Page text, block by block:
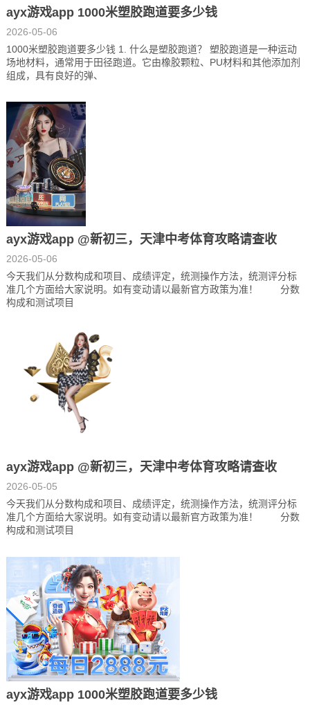
ayx游戏app 1000米塑胶跑道要多少钱
2026-05-06
1000米塑胶跑道要多少钱 1. 什么是塑胶跑道？ 塑胶跑道是一种运动
场地材料，通常用于田径跑道。它由橡胶颗粒、PU材料和其他添加剂
组成，具有良好的弹、
ayx游戏app @新初三，天津中考体育攻略请查收
2026-05-06
今天我们从分数构成和项目、成绩评定，统测操作方法，统测评分标
准几个方面给大家说明。如有变动请以最新官方政策为准！ 分数
构成和测试项目
ayx游戏app @新初三，天津中考体育攻略请查收
2026-05-05
今天我们从分数构成和项目、成绩评定，统测操作方法，统测评分标
准几个方面给大家说明。如有变动请以最新官方政策为准！ 分数
构成和测试项目
ayx游戏app 1000米塑胶跑道要多少钱